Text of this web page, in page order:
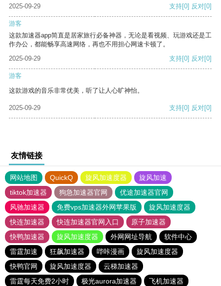
2025-09-29 支持[0] 反对[0]
游客
这款加速器app简直是居家旅行必备神器，无论是看视频、玩游戏还是工
作办公，都能畅享高速网络，再也不用担心网速卡顿了。
2025-09-29
支持[0] 反对[0]
游客
这款游戏的音乐非常优美，听了让人心旷神怡。
2025-09-29 支持[0] 反对[0]
友情链接
网站地图 QuickQ 旋风加速度器
旋风加速
tiktok加速器
狗急加速器官网
优途加速器官网
风驰加速器
免费vps加速器外网苹果版
旋风加速度器
快连加速器
快连加速器官网入口
原子加速器
快鸭加速器
旋风加速度器 外网网址导航
软件中心
雷霆加速
狂飙加速器 哔咔漫画
旋风加速度器
快鸭官网
旋风加速度器
云梯加速器
雷霆每天免费2小时
极光aurora加速器
飞机加速器